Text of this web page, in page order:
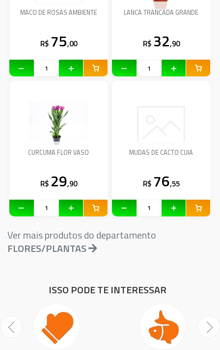
MACO DE ROSAS AMBIENTE
R$ 75,00
LANCA TRANCADA GRANDE
R$ 32,90
CURCUMA FLOR VASO
R$ 29,90
MUDAS DE CACTO CUIA
R$ 76,55
Ver mais produtos do departamento
FLORES/PLANTAS
ISSO PODE TE INTERESSAR